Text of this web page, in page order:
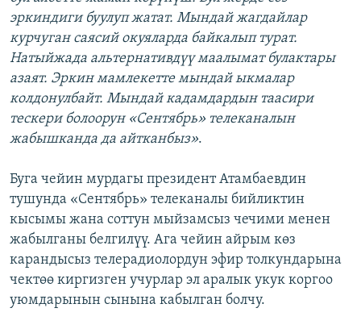
эркиндиги буулуп жатат. Мындай жагдайлар
курчуган саясий окуяларда байкалып турат.
Натыйжада альтернативдүү маалымат булактары
азаят. Эркин мамлекетте мындай ыкмалар
колдонулбайт. Мындай кадамдардын таасири
тескери болоорун «Сентябрь» телеканалын
жабышканда да айтканбыз».
Буга чейин мурдагы президент Атамбаевдин
тушунда «Сентябрь» телеканалы бийликтин
кысымы жана соттун мыйзамсыз чечими менен
жабылганы белгилүү. Ага чейин айрым көз
карандысыз телерадиолордун эфир толкундарына
чектөө киргизген учурлар эл аралык укук коргоо
уюмдарынын сынына кабылган болчу.